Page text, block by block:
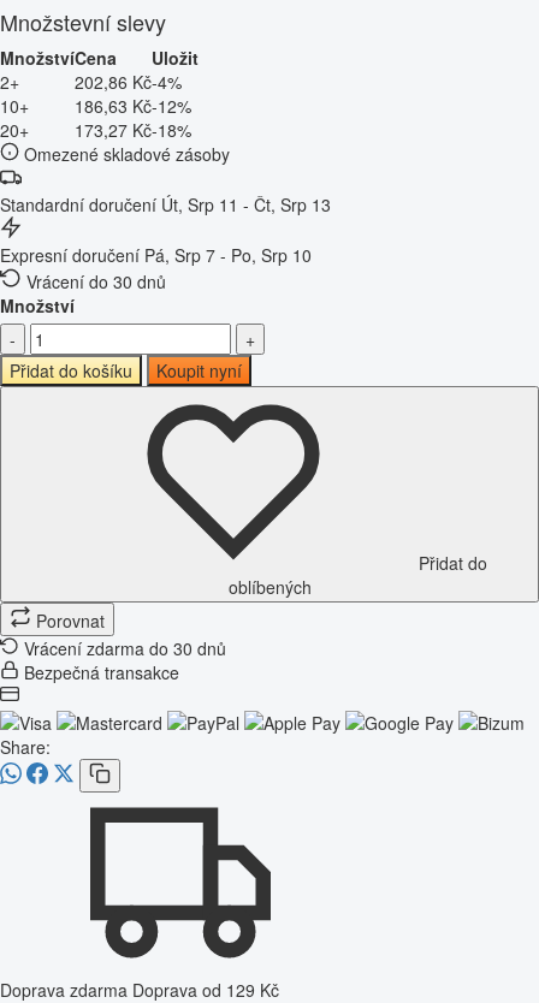
Množstevní slevy
MnožstvíCena
Uložit
2+
202,86 Kč-4%
10+
186,63 Kč-12%
20+
173,27 Kč-18%
Omezené skladové zásoby
Standardní doručení Út, Srp 11 - Čt, Srp 13
Expresní doručení Pá, Srp 7 - Po, Srp 10
Vrácení do 30 dnů
Množství
-
+
Přidat do košíku
Koupit nyní
Přidat do
oblíbených
Porovnat
Vrácení zdarma do 30 dnů
Bezpečná transakce
Share:
Doprava zdarma Doprava od 129 Kč